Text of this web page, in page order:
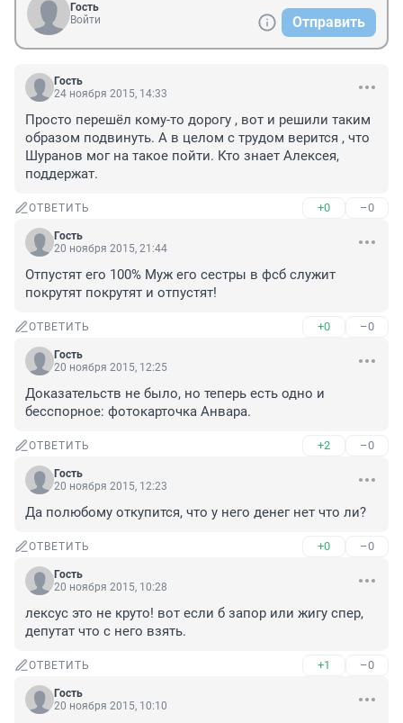
Гость
Войти
Отправить
Гость
24 ноября 2015, 14:33
Просто перешёл кому-то дорогу , вот и решили таким
образом подвинуть. А в целом с трудом верится , что
Шуранов мог на такое пойти. Кто знает Алексея,
поддержат.
ОТВЕТИТЬ +0 –0
Гость
20 ноября 2015, 21:44
Отпустят его 100% Муж его сестры в фсб служит
покрутят покрутят и отпустят!
ОТВЕТИТЬ +0 –0
Гость
20 ноября 2015, 12:25
Доказательств не было, но теперь есть одно и
бесспорное: фотокарточка Анвара.
ОТВЕТИТЬ +2 –0
Гость
20 ноября 2015, 12:23
Да полюбому откупится, что у него денег нет что ли?
ОТВЕТИТЬ +0 –0
Гость
20 ноября 2015, 10:28
лексус это не круто! вот если б запор или жигу спер,
депутат что с него взять.
ОТВЕТИТЬ +1 –0
Гость
20 ноября 2015, 10:10